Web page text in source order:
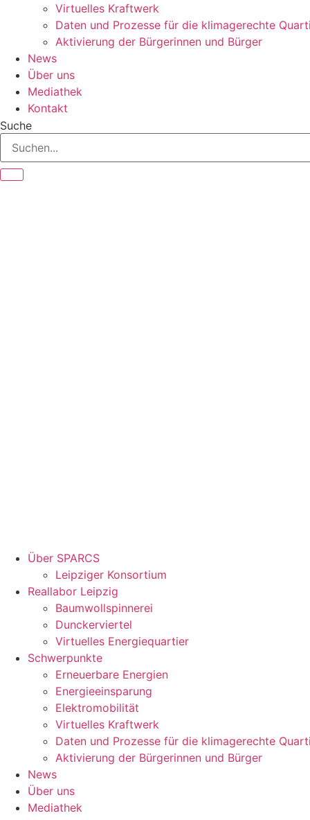
Virtuelles Kraftwerk
Daten und Prozesse für die klimagerechte
Aktivierung der Bürgerinnen und Bürger
News
Über uns
Mediathek
Kontakt
Suche
Über SPARCS
Leipziger Konsortium
Reallabor Leipzig
Baumwollspinnerei
Dunckerviertel
Virtuelles Energiequartier
Schwerpunkte
Erneuerbare Energien
Energieeinsparung
Elektromobilität
Virtuelles Kraftwerk
Daten und Prozesse für die klimagerechte
Aktivierung der Bürgerinnen und Bürger
News
Über uns
Mediathek